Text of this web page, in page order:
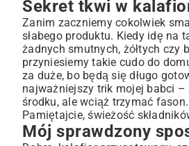
Wasza kolej na chrupiącą
Sekret tkwi w
Zanim zaczniemy cokolwiek
słabego produktu. Kiedy idę na
żadnych smutnych, żółtych czy
przyniesiemy takie cudo do
za duże, bo będą się długo
najważniejszy trik mojej babci –
środku, ale wciąż trzymać
Pamiętajcie, świeżość
Mój sprawdzony